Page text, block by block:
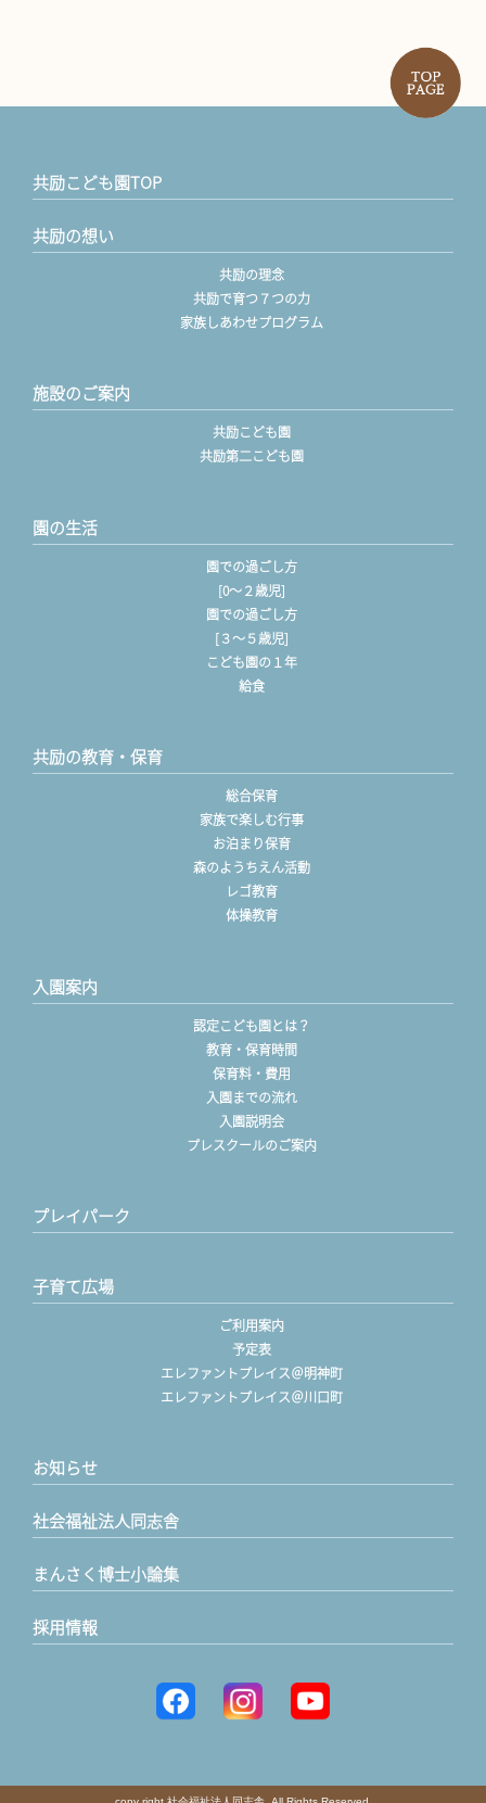
共励こども園TOP
共励の想い
共励の理念
共励で育つ７つの力
家族しあわせプログラム
施設のご案内
共励こども園
共励第二こども園
園の生活
園での過ごし方
[0〜２歳児]
園での過ごし方
[３〜５歳児]
こども園の１年
給食
共励の教育・保育
総合保育
家族で楽しむ行事
お泊まり保育
森のようちえん活動
レゴ教育
体操教育
入園案内
認定こども園とは？
教育・保育時間
保育料・費用
入園までの流れ
入園説明会
プレスクールのご案内
プレイパーク
子育て広場
ご利用案内
予定表
エレファントプレイス＠明神町
エレファントプレイス＠川口町
お知らせ
社会福祉法人同志舎
まんさく博士小論集
採用情報